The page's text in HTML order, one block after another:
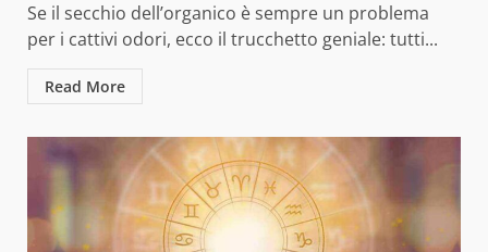
Se il secchio dell’organico è sempre un problema
per i cattivi odori, ecco il trucchetto geniale: tutti...
Read More